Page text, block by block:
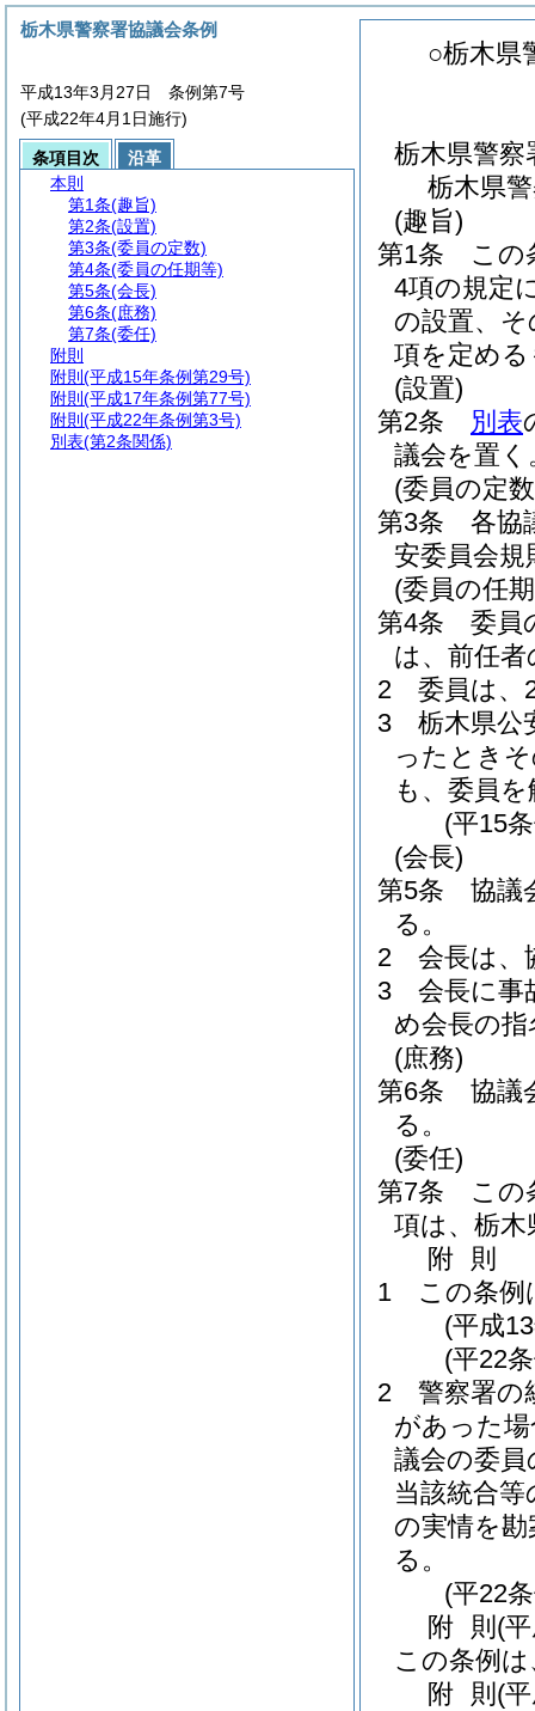
○栃木県
栃木県警
栃木県
(趣旨)
第1条
この
4項の規定
の設置、
項を定め
(設置)
第2条
別表
議会を置く
(委員の定
第3条
各協
安委員会
(委員の任
第4条
委員
は、前任
2
委員は、
3
栃木県公
ったとき
も、委員
(平15
(会長)
第5条
協議
る。
2
会長は、
3
会長に事
め会長の
(庶務)
第6条
協議
る。
(委任)
第7条
この
項は、栃
附 則
1
この条例
(平成
(平22
2
警察署の
があった
議会の委
当該統合
の実情を
る。
(平22
附 則 (
この条例
附 則 (
栃木県警察署協議会条例
平成13年3月27日 条例第7号
(平成22年4月1日施行)
条項目次
沿革
本則
第1条(趣旨)
第2条(設置)
第3条(委員の定数)
第4条(委員の任期等)
第5条(会長)
第6条(庶務)
第7条(委任)
附則
附則 (平成15年条例第29号)
附則 (平成17年条例第77号)
附則 (平成22年条例第3号)
別表(第2条関係)